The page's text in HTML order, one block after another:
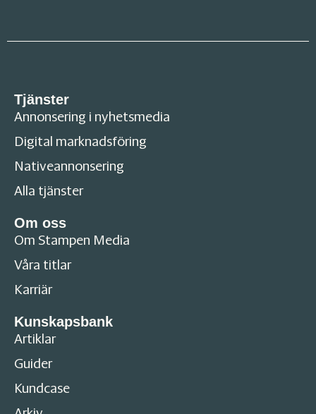
Tjänster
Annonsering i nyhetsmedia
Digital marknadsföring
Nativeannonsering
Alla tjänster
Om oss
Om Stampen Media
Våra titlar
Karriär
Kunskapsbank
Artiklar
Guider
Kundcase